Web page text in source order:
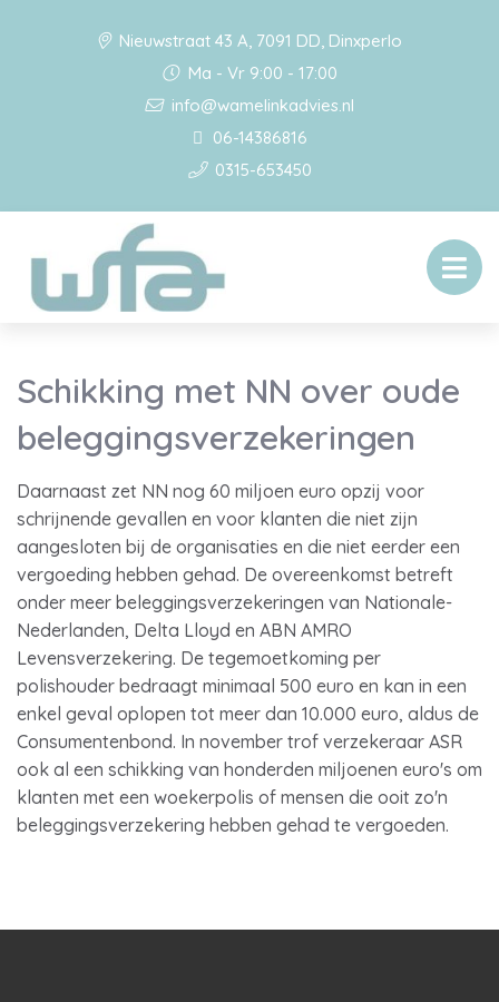
Nieuwstraat 43 A, 7091 DD, Dinxperlo
Ma - Vr 9:00 - 17:00
info@wamelinkadvies.nl
06-14386816
0315-653450
Schikking met NN over oude
beleggingsverzekeringen
Daarnaast zet NN nog 60 miljoen euro opzij voor
schrijnende gevallen en voor klanten die niet zijn
aangesloten bij de organisaties en die niet eerder een
vergoeding hebben gehad. De overeenkomst betreft
onder meer beleggingsverzekeringen van Nationale-
Nederlanden, Delta Lloyd en ABN AMRO
Levensverzekering. De tegemoetkoming per
polishouder bedraagt minimaal 500 euro en kan in een
enkel geval oplopen tot meer dan 10.000 euro, aldus de
Consumentenbond. In november trof verzekeraar ASR
ook al een schikking van honderden miljoenen euro's om
klanten met een woekerpolis of mensen die ooit zo'n
beleggingsverzekering hebben gehad te vergoeden.